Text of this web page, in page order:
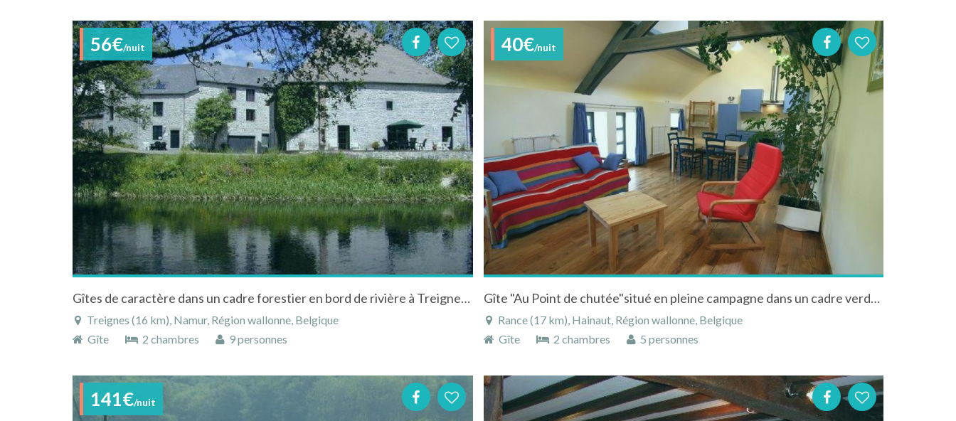
56€/nuit
Gîtes de caractère dans un cadre forestier en bord de rivière à Treignes Viroinval
Treignes (16 km), Namur, Région wallonne, Belgique
Gîte
2 chambres 9 personnes
40€/nuit
Gîte "Au Point de chutée"situé en pleine campagne dans un cadre verdoyant
Rance (17 km), Hainaut, Région wallonne, Belgique
Gîte
2 chambres 5 personnes
141€/nuit